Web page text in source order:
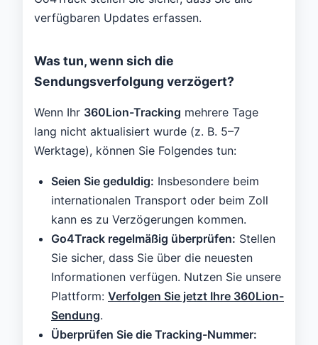
verfügbaren Updates erfassen.
Was tun, wenn sich die
Sendungsverfolgung verzögert?
Wenn Ihr 360Lion-Tracking mehrere Tage
lang nicht aktualisiert wurde (z. B. 5–7
Werktage), können Sie Folgendes tun:
Seien Sie geduldig: Insbesondere beim
internationalen Transport oder beim Zoll
kann es zu Verzögerungen kommen.
Go4Track regelmäßig überprüfen: Stellen
Sie sicher, dass Sie über die neuesten
Informationen verfügen. Nutzen Sie unsere
Plattform: Verfolgen Sie jetzt Ihre 360Lion-
Sendung.
Überprüfen Sie die Tracking-Nummer: